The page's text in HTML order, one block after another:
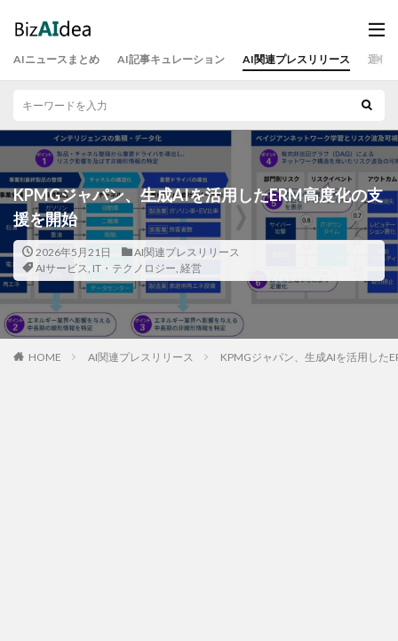
AIニュースまとめ AI記事キュレーション AI関連プレスリリース 運営
KPMGジャパン、生成AIを活用したERM高度化の支
援を開始
2026年5月21日
AI関連プレスリリース
AIサービス, IT・テクノロジー, 経営
HOME AI関連プレスリリース KPMGジャパン、生成AIを活用した